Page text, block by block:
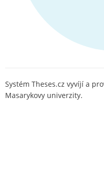
Systém Theses.cz vyvíjí a
Masarykovy univerzity.